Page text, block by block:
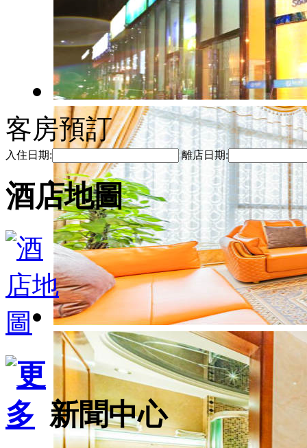
客房預訂
入住日期: 離店日期:
酒店地圖
新聞中心